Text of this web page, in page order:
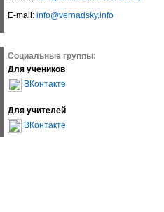
E-mail: info@vernadsky.info
Социальные группы:
Для учеников
ВКонтакте
Для учителей
ВКонтакте